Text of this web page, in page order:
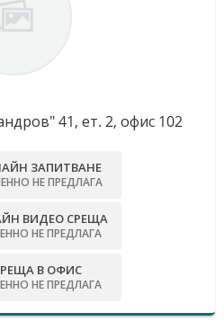
41, ет. 2, офис 102
ЗАПИТВАНЕ
НЕ ПРЕДЛАГА
ВИДЕО СРЕЩА
НЕ ПРЕДЛАГА
В ОФИС
НЕ ПРЕДЛАГА